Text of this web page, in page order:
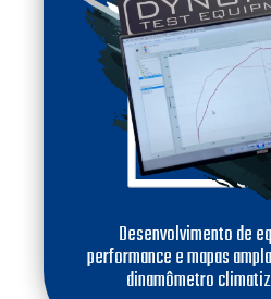
Desenvolvimento de
performance e mapas
dinamômetro